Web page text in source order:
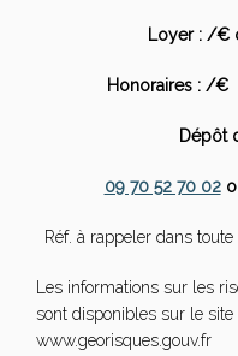
Loyer : /€
Honoraires : /€
Dépôt
09 70 52 70 02
Réf. à rappeler dans
Les informations sur les
sont disponibles sur le site
www.georisques.gouv.fr